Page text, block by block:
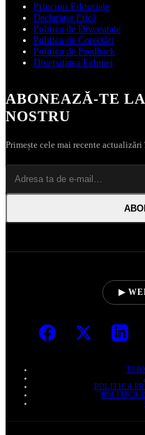
Principii Editoriale
Declarație Etică
Politica de Diversitate
Politica de Corectări
Politica de Feedback
Diversitatea Echipei
ABONEAZĂ‑TE
NOSTRU
Primește cele mai recente
▶
POLITICA
POLITICA